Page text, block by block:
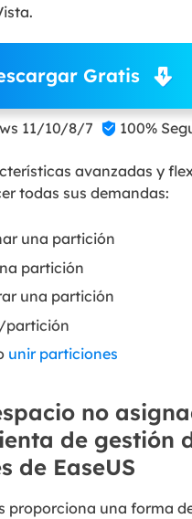
Gratis
11/10/8/7  100%
avanzadas y
todas sus demandas:
una partición
partición
una partición
partición
unir particiones
no
de gestión
de EaseUS
proporciona una forma